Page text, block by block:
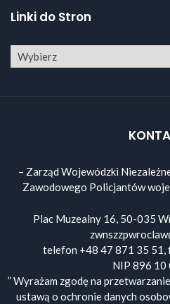
Linki do Stron
– Zarząd Wojewódzki
Zawodowego Policjantów
Plac Muzealny 16, 50-035
telefon +48 47 871 35 51,
NIP 896 10
” Wyrażam zgodę na
ustawą o ochronie danych